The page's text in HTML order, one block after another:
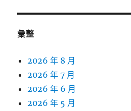
彙整
2026 年 8 月
2026 年 7 月
2026 年 6 月
2026 年 5 月